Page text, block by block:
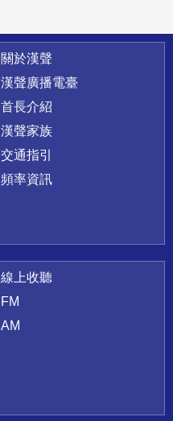
關於漢聲
漢聲廣播電臺
首長介紹
漢聲家族
交通指引
頻率資訊
線上收聽
FM
AM